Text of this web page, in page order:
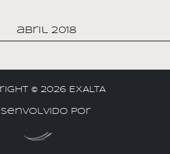
abril 2018
© 2026 EXALTA
por